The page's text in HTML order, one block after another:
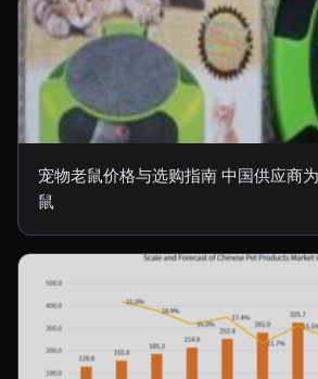
宠物老鼠价格与选购指南 中国供应商
鼠